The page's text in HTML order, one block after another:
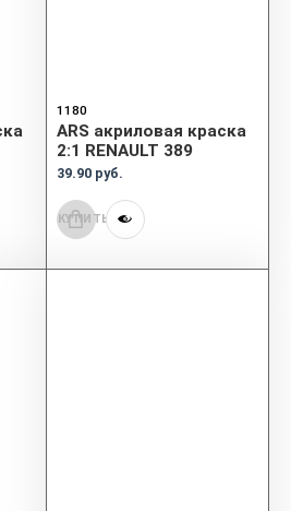
1180
ARS акриловая краска
2:1 RENAULT 389
39.90 руб.
КУПИТЬ